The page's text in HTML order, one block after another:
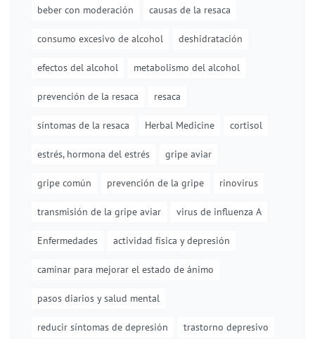
beber con moderación causas de la resaca
consumo excesivo de alcohol deshidratación
efectos del alcohol metabolismo del alcohol
prevención de la resaca resaca
síntomas de la resaca Herbal Medicine cortisol
estrés, hormona del estrés gripe aviar
gripe común prevención de la gripe rinovirus
transmisión de la gripe aviar virus de influenza A
Enfermedades actividad física y depresión
caminar para mejorar el estado de ánimo
pasos diarios y salud mental
reducir síntomas de depresión trastorno depresivo